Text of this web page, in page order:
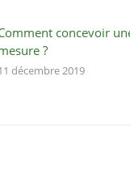
concevoir
?
décembre 2019